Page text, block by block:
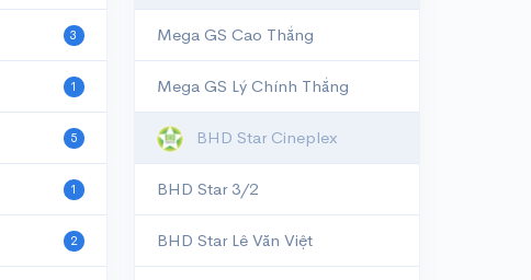
3
1
5
1
2
Mega GS Cao Thắng
Mega GS Lý Chính Thắng
BHD Star Cineplex
BHD Star 3/2
BHD Star Lê Văn Việt